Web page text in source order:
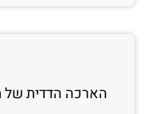
הארכה הדדית של